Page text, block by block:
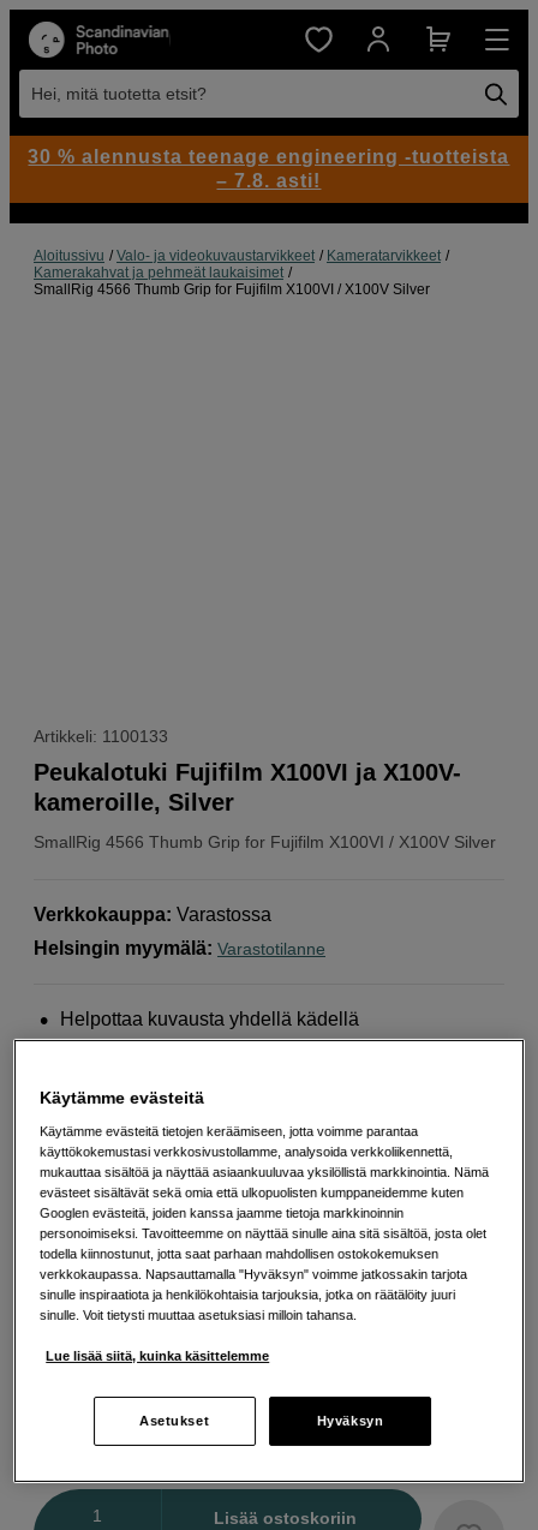
Hei, mitä tuotetta etsit?
Aloitussivu Valo- ja videokuvaustarvikkeet
Kameratarvikkeet
Kamerakahvat ja pehmeät laukaisimet
SmallRig 4566 Thumb Grip for Fujifilm X100VI / X100V Silver
Artikkeli: 1100133
SmallRig 4566 Thumb Grip for Fujifilm X100VI / X100V Silver
Peukalotuki Fujifilm X100VI ja X100V-
kameroille, Silver
Verkkokauppa: Varastossa
Helsingin myymälä: Varastotilanne
Helpottaa kuvausta yhdellä kädellä
Mukana laukaisimen painike
Lisää tietoa
Valitse Väri
EUR
Lisää ostoskoriin
30 % alennusta teenage engineering -tuotteista
– 7.8. asti!
Käytämme evästeitä
Käytämme evästeitä tietojen keräämiseen, jotta voimme parantaa
käyttökokemustasi verkkosivustollamme, analysoida verkkoliikennettä,
mukauttaa sisältöä ja näyttää asiaankuuluvaa yksilöllistä markkinointia. Nämä
evästeet sisältävät sekä omia että ulkopuolisten kumppaneidemme kuten
Googlen evästeitä, joiden kanssa jaamme tietoja markkinoinnin
personoimiseksi. Tavoitteemme on näyttää sinulle aina sitä sisältöä, josta olet
todella kiinnostunut, jotta saat parhaan mahdollisen ostokokemuksen
verkkokaupassa. Napsauttamalla "Hyväksyn" voimme jatkossakin tarjota
sinulle inspiraatiota ja henkilökohtaisia tarjouksia, jotka on räätälöity juuri
sinulle. Voit tietysti muuttaa asetuksiasi milloin tahansa.
Lue lisää siitä, kuinka käsittelemme
Asetukset Hyväksyn